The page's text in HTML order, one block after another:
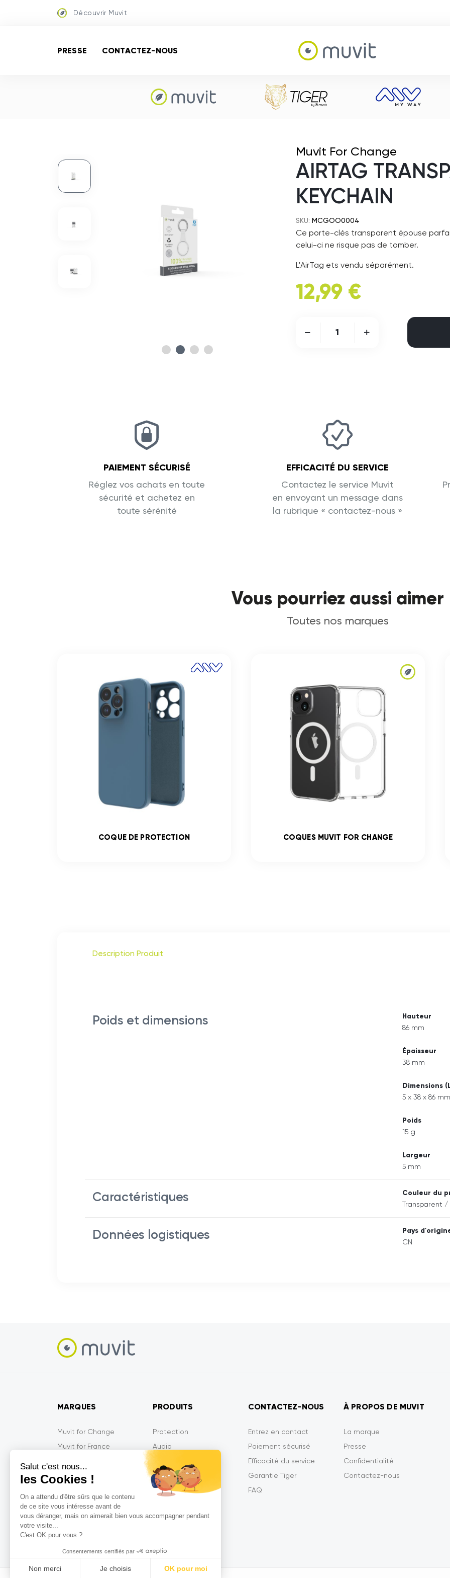
Salut c'est nous...
les Cookies !
On a attendu d'être sûrs que le contenu
de ce site vous intéresse avant de
vous déranger, mais on aimerait bien vous accompagner pendant
votre visite...
C'est OK pour vous ?
Consentements certifiés par
Non merci Je choisis OK pour moi
Découvrir Muvit
PRESSE CONTACTEZ-NOUS
Muvit For Change
AIRTAG
KEYCHAIN
SKU: MCGOO0004
Ce porte-clés transparent épouse
celui-ci ne risque pas de tomber.
L'AirTag ets vendu séparément.
12,99 €
PAIEMENT SÉCURISÉ
Réglez vos achats en toute
sécurité et achetez en
toute sérénité
EFFICACITÉ DU SERVICE
Contactez le service Muvit
en envoyant un message dans
la rubrique « contactez-nous »
Vous pourriez aussi aimer
Toutes nos marques
COQUE DE PROTECTION COQUES MUVIT FOR CHANGE
Description Produit
Poids et dimensions Hauteur
86 mm
Épaisseur
38 mm
Dimensions
5 x 38 x 86 mm
Poids
15 g
Largeur
5 mm
Caractéristiques Couleur du
Transparent /
Données logistiques Pays
CN
MARQUES
Muvit for Change
Muvit for France
Muvit Gaming
MyWay
MyWay France
So Seven
PRODUITS
Protection
Audio
Mobilité
Multimédia
Objets Connectés
CONTACTEZ-NOUS
Entrez en contact
Paiement sécurisé
Efficacité du service
Garantie Tiger
FAQ
À PROPOS DE MUVIT
La marque
Presse
Confidentialité
Contactez-nous